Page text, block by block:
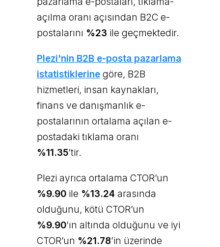
açılma oranı açısından B2C e-
postalarını %23 ile geçmektedir.
Plezi'nin B2B e-posta pazarlama
istatistiklerinegöre, B2B
hizmetleri, insan kaynakları,
finans ve danışmanlık e-
postalarının ortalama açılan e-
postadaki tıklama oranı
%11.35’tir.
Plezi ayrıca ortalama CTOR’un
%9.90ile %13.24 arasında
olduğunu, kötü CTOR’un
%9.90’ın altında olduğunu ve iyi
CTOR’un %21.78’in üzerinde